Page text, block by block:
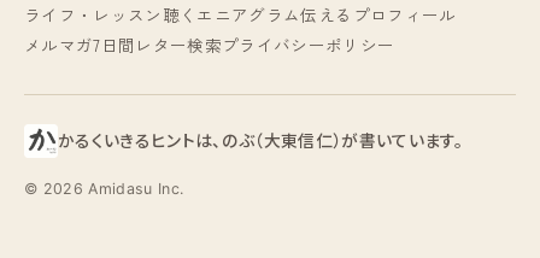
ライフ・レッスン 聴く エニアグラム伝える プロフィール
メルマガ7日間レター検索プライバシーポリシー
かるくいきるヒントは、のぶ（大東信仁）が書いています。
© 2026 Amidasu Inc.